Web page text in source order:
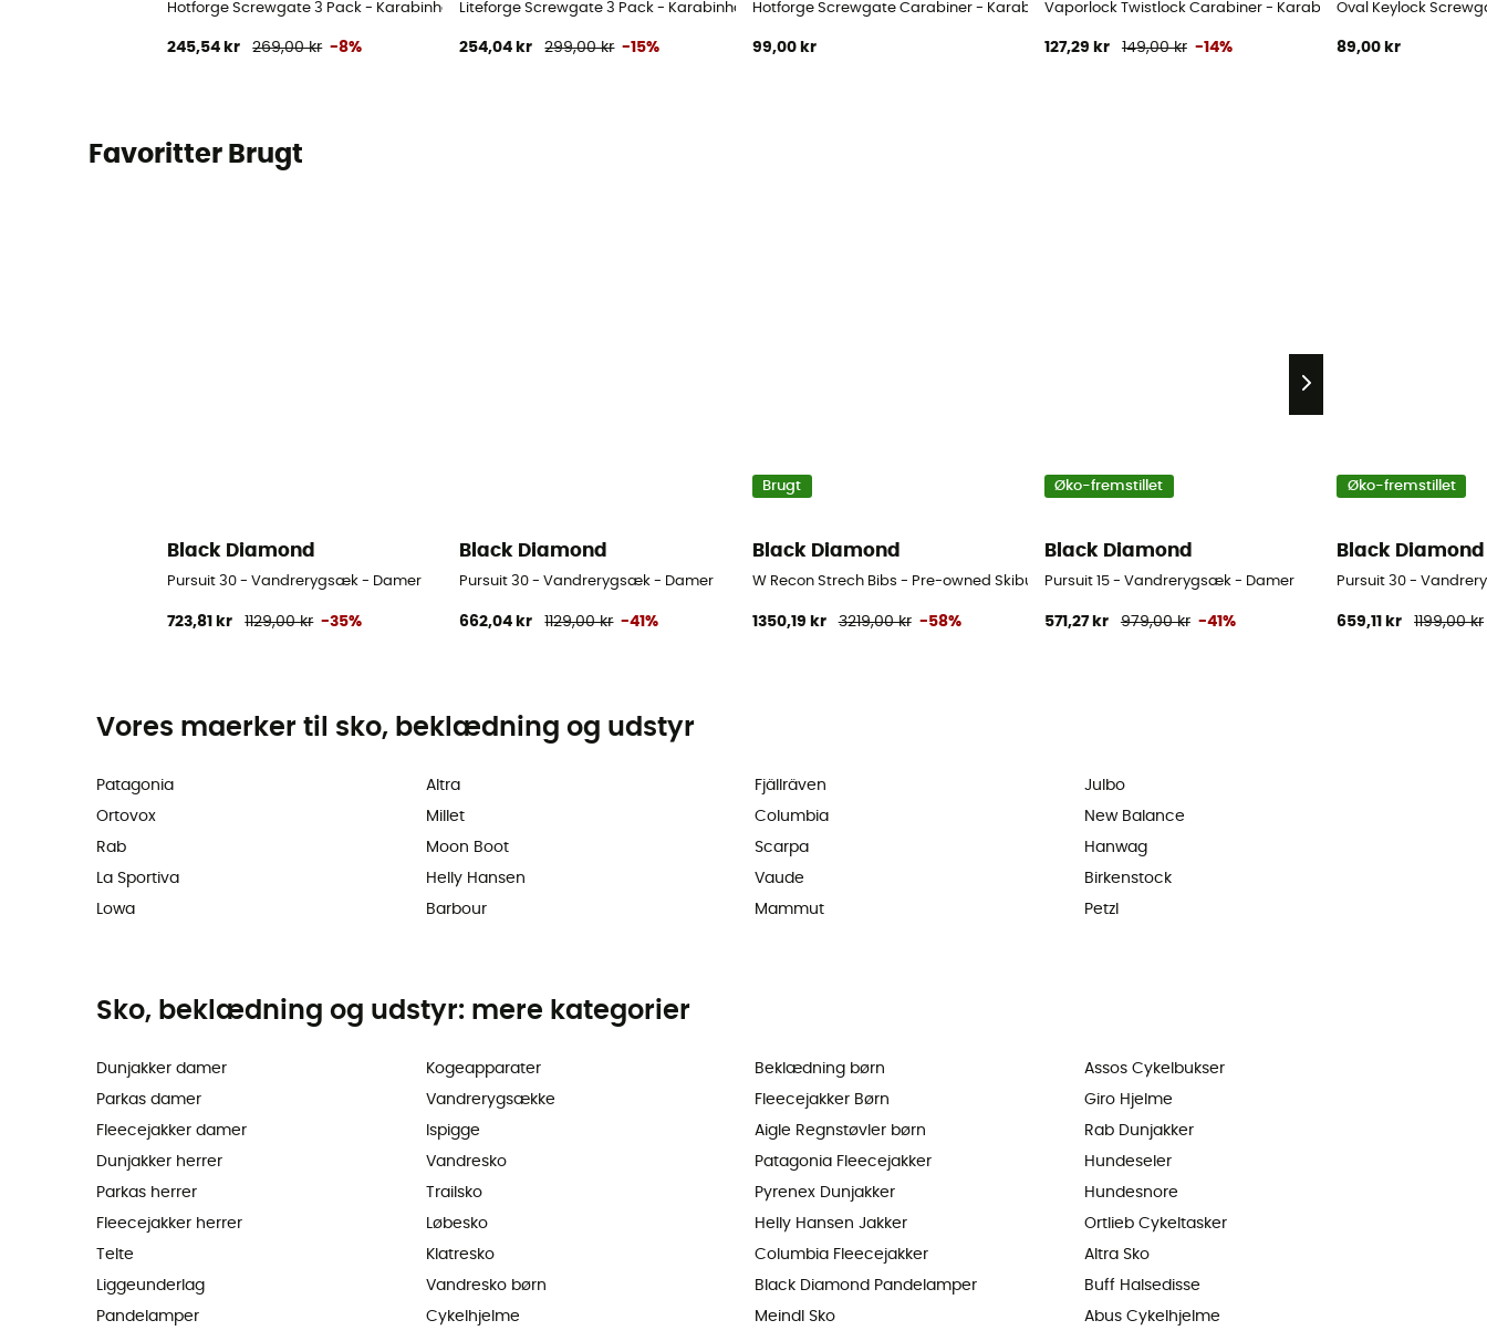
Hotforge Screwgate 3 Pack - Karabinhage
245,54 kr 269,00 kr -8%
Liteforge Screwgate 3 Pack - Karabinhage
254,04 kr 299,00 kr -15%
Hotforge Screwgate Carabiner - Karabinhage
99,00 kr
Vaporlock Twistlock Carabiner - Karabinhage
127,29 kr 149,00 kr -14%
Oval Keylock
89,00 kr
Favoritter Brugt
Black Diamond
Pursuit 30 - Vandrerygsæk - Damer
723,81 kr 1129,00 kr -35%
Black Diamond
Pursuit 30 - Vandrerygsæk - Damer
662,04 kr 1129,00 kr -41%
Brugt
Black Diamond
W Recon Strech Bibs - Pre-owned Skibukser - Damer - Blå - S
1350,19 kr 3219,00 kr -58%
Øko-fremstillet
Black Diamond
Pursuit 15 - Vandrerygsæk - Damer
571,27 kr 979,00 kr -41%
Øko-fremstillet
Black Diamond
Pursuit 30 -
659,11 kr 1199,00 kr
Vores maerker til sko, beklædning og udstyr
Patagonia
Ortovox
Rab
La Sportiva
Lowa
Altra
Millet
Moon Boot
Helly Hansen
Barbour
Fjällräven
Columbia
Scarpa
Vaude
Mammut
Julbo
New Balance
Hanwag
Birkenstock
Petzl
Sko, beklædning og udstyr: mere kategorier
Dunjakker damer
Parkas damer
Fleecejakker damer
Dunjakker herrer
Parkas herrer
Fleecejakker herrer
Telte
Liggeunderlag
Pandelamper
Kogeapparater
Vandrerygsække
Ispigge
Vandresko
Trailsko
Løbesko
Klatresko
Vandresko børn
Cykelhjelme
Beklædning børn
Fleecejakker Børn
Aigle Regnstøvler børn
Patagonia Fleecejakker
Pyrenex Dunjakker
Helly Hansen Jakker
Columbia Fleecejakker
Black Diamond Pandelamper
Meindl Sko
Assos Cykelbukser
Giro Hjelme
Rab Dunjakker
Hundeseler
Hundesnore
Ortlieb Cykeltasker
Altra Sko
Buff Halsedisse
Abus Cykelhjelme